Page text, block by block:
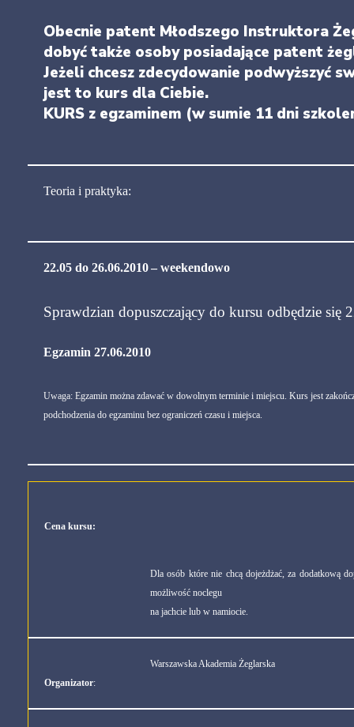
Obecnie patent Młodszego Instruktora
dobyć także osoby posiadające patent
Jeżeli chcesz zdecydowanie podwyższyć
jest to kurs dla Ciebie.
KURS z egzaminem (w sumie 11 dni
Teoria i praktyka:
22.05 do 26.06.2010– weekendowo
Sprawdzian dopuszczający do kursu odbędzie się
Egzamin 27.06.2010
Uwaga: Egzamin można zdawać w dowolnym terminie i miejscu. Kurs jest
podchodzenia do egzaminu bez ograniczeń czasu i miejsca.
Cena kursu:
Dla osób które nie chcą dojeżdżać, za dodatkową
możliwość noclegu
na jachcie lub w namiocie.
Organizator:
Warszawska Akademia Żeglarska